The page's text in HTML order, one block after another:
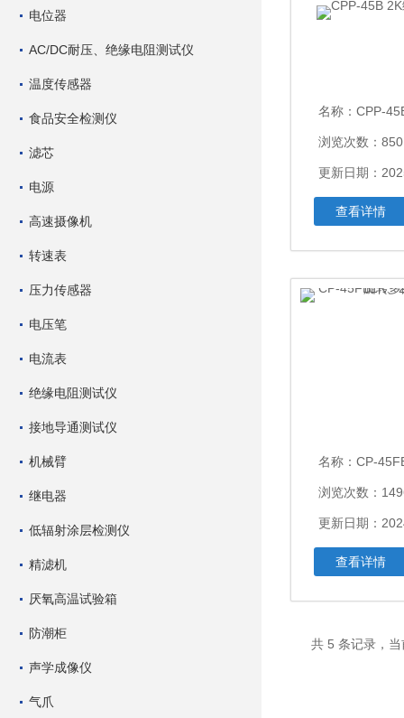
电位器
AC/DC耐压、绝缘电阻测试仪
温度传感器
食品安全检测仪
滤芯
电源
高速摄像机
转速表
压力传感器
电压笔
电流表
绝缘电阻测试仪
接地导通测试仪
机械臂
继电器
低辐射涂层检测仪
精滤机
厌氧高温试验箱
防潮柜
声学成像仪
气爪
名称： CPP-45B
浏览次数：850
更新日期：
查看详情
名称： CP-45FB1K、2Ｋ
浏览次数：
更新日期：
查看详情
共 5 条记录，